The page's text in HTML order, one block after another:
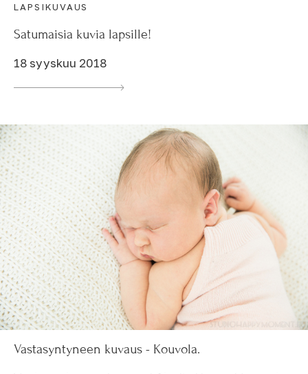
LAPSIKUVAUS
Satumaisia kuvia lapsille!
18 syyskuu 2018
Vastasyntyneen kuvaus - Kouvola.